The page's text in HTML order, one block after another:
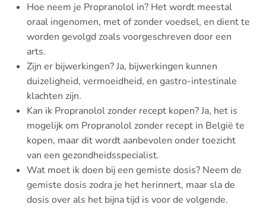
Hoe neem je Propranolol in? Het wordt meestal
oraal ingenomen, met of zonder voedsel, en dient te
worden gevolgd zoals voorgeschreven door een
arts.
Zijn er bijwerkingen? Ja, bijwerkingen kunnen
duizeligheid, vermoeidheid, en gastro-intestinale
klachten zijn.
Kan ik Propranolol zonder recept kopen? Ja, het is
mogelijk om Propranolol zonder recept in België te
kopen, maar dit wordt aanbevolen onder toezicht
van een gezondheidsspecialist.
Wat moet ik doen bij een gemiste dosis? Neem de
gemiste dosis zodra je het herinnert, maar sla de
dosis over als het bijna tijd is voor de volgende.